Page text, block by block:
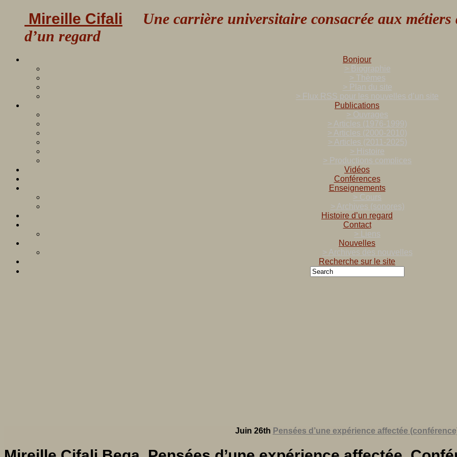
Mireille Cifali Une carrière universitaire consacrée aux métiers
d’un regard
Bonjour
> Biographie
> Thèmes
> Plan du site
> Flux RSS pour les nouvelles d’un site
Publications
> Ouvrages
> Articles (1976-1999)
> Articles (2000-2010)
> Articles (2011-2025)
> Histoire
> Productions complices
Vidéos
Conférences
Enseignements
> Cours
> Archives (sonores)
Histoire d’un regard
Contact
> Liens
Nouvelles
> Archives des nouvelles
Recherche sur le site
Juin 26th Pensées d’une expérience affectée